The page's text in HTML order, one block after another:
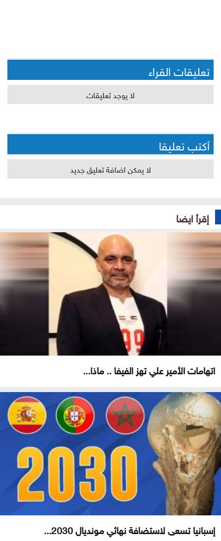
تعليقات القراء
لا يوجد تعليقات
أكتب تعليقا
لا يمكن اضافة تعليق جديد
إقرأ ايضا
اتهامات الأمير علي تهز الفيفا .. ماذا...
إسبانيا تسعى لاستضافة نهائي مونديال 2030...